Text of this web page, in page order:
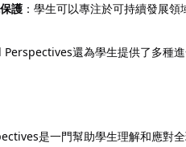
護 ：學生可以專注於可持續發展
還為學生提供了多種
是一門幫助學生理解和應對